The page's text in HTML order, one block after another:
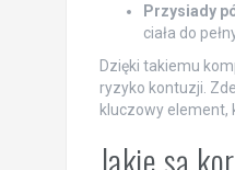
Przysiady
ciała do
Dzięki takiemu
ryzyko kontuzji.
kluczowy element,